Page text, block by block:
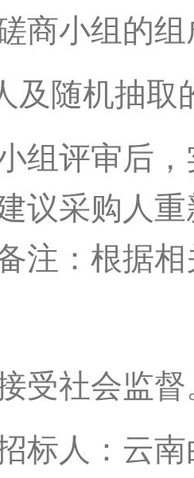
小组的组
及随机抽取
组评审后
议采购人
：根据相
受社会监督
人：云南